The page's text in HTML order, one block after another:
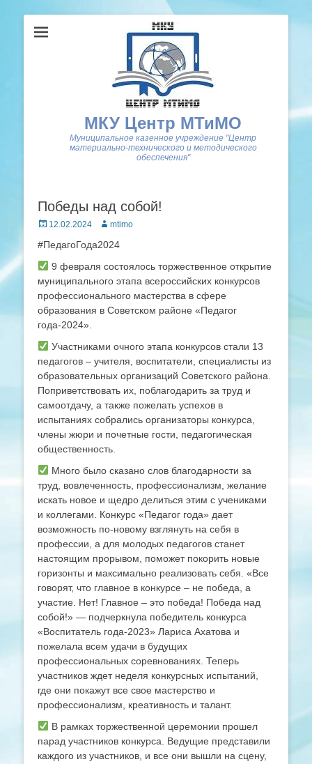
МКУ Центр МТиМО
Муниципальное казенное учреждение "Центр
материально-технического и методического
обеспечения"
Победы над собой!
Posted
12.02.2024 Author
mtimo
#ПедагоГода2024
9 февраля состоялось торжественное открытие
муниципального этапа всероссийских конкурсов
профессионального мастерства в сфере
образования в Советском районе «Педагог
года-2024».
Участниками очного этапа конкурсов стали 13
педагогов – учителя, воспитатели, специалисты из
образовательных организаций Советского района.
Поприветствовать их, поблагодарить за труд и
самоотдачу, а также пожелать успехов в
испытаниях собрались организаторы конкурса,
члены жюри и почетные гости, педагогическая
общественность.
Много было сказано слов благодарности за
труд, вовлеченность, профессионализм, желание
искать новое и щедро делиться этим с учениками
и коллегами. Конкурс «Педагог года» дает
возможность по-новому взглянуть на себя в
профессии, а для молодых педагогов станет
настоящим прорывом, поможет покорить новые
горизонты и максимально реализовать себя. «Все
говорят, что главное в конкурсе – не победа, а
участие. Нет! Главное – это победа! Победа над
собой!» — подчеркнула победитель конкурса
«Воспитатель года-2023» Лариса Ахатова и
пожелала всем удачи в будущих
профессиональных соревнованиях. Теперь
участников ждет неделя конкурсных испытаний,
где они покажут все свое мастерство и
профессионализм, креативность и талант.
В рамках торжественной церемонии прошел
парад участников конкурса. Ведущие представили
каждого из участников, и все они вышли на сцену,